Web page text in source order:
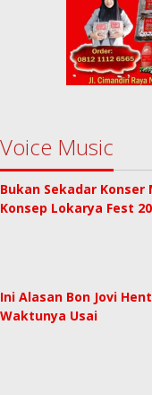
Voice Music
Bukan Sekadar Konser
Konsep Lokarya Fest
Ini Alasan Bon Jovi
Waktunya Usai